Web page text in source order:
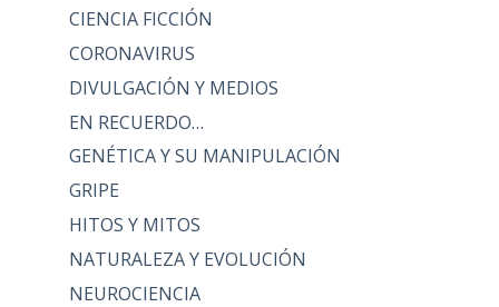
CIENCIA FICCIÓN
CORONAVIRUS
DIVULGACIÓN Y MEDIOS
EN RECUERDO…
GENÉTICA Y SU MANIPULACIÓN
GRIPE
HITOS Y MITOS
NATURALEZA Y EVOLUCIÓN
NEUROCIENCIA